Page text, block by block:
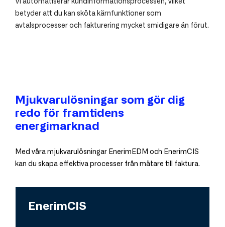
Vi automatiserar kundinformationsprocessen, vilket
betyder att du kan sköta kärnfunktioner som
avtalsprocesser och fakturering mycket smidigare än förut.
Mjukvarulösningar som gör dig
redo för framtidens
energimarknad
Med våra mjukvarulösningar EnerimEDM och EnerimCIS
kan du skapa effektiva processer från mätare till faktura.
EnerimCIS